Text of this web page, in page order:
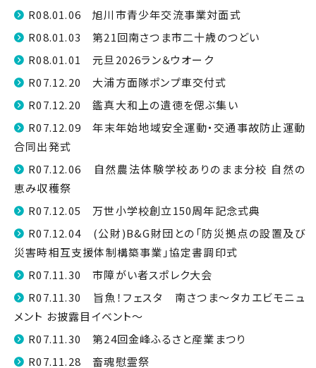
R08.01.06 旭川市青少年交流事業対面式
R08.01.03 第21回南さつま市二十歳のつどい
R08.01.01 元旦2026ラン＆ウオーク
R07.12.20 大浦方面隊ポンプ車交付式
R07.12.20 鑑真大和上の遺徳を偲ぶ集い
R07.12.09 年末年始地域安全運動・交通事故防止運動
合同出発式
R07.12.06 自然農法体験学校ありのまま分校 自然の
恵み収穫祭
R07.12.05 万世小学校創立150周年記念式典
R07.12.04 (公財)B&G財団との「防災拠点の設置及び
災害時相互支援体制構築事業」協定書調印式
R07.11.30 市障がい者スポレク大会
R07.11.30 旨魚！フェスタ 南さつま～タカエビモニュ
メント お披露目イベント～
R07.11.30 第24回金峰ふるさと産業まつり
R07.11.28 畜魂慰霊祭